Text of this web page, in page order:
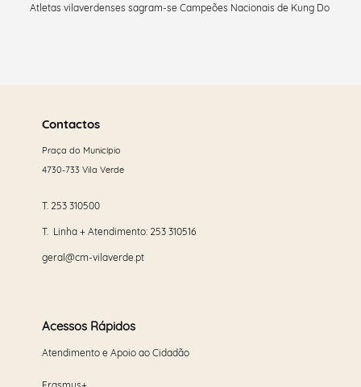
Atletas vilaverdenses sagram-se Campeões Nacionais de Kung Do
maisContactos
Praça do Município
4730-733 Vila Verde
T. 253 310500
T. Linha + Atendimento: 253 310516
geral@cm-vilaverde.pt
Acessos Rápidos
Atendimento e Apoio ao Cidadão